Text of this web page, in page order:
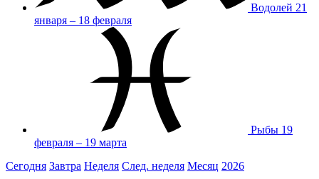
Водолей 21
января – 18 февраля
Рыбы 19
февраля – 19 марта
Сегодня Завтра Неделя След. неделя Месяц 2026